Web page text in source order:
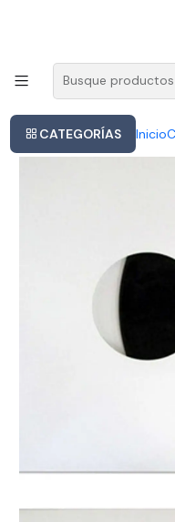
CATEGORÍAS Inicio
Este es el
Disco Físico Rock Roger